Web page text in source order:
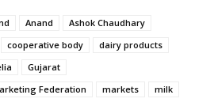
Anand
Ashok Chaudhary
cooperative body
dairy products
Gujarat
Federation
markets milk